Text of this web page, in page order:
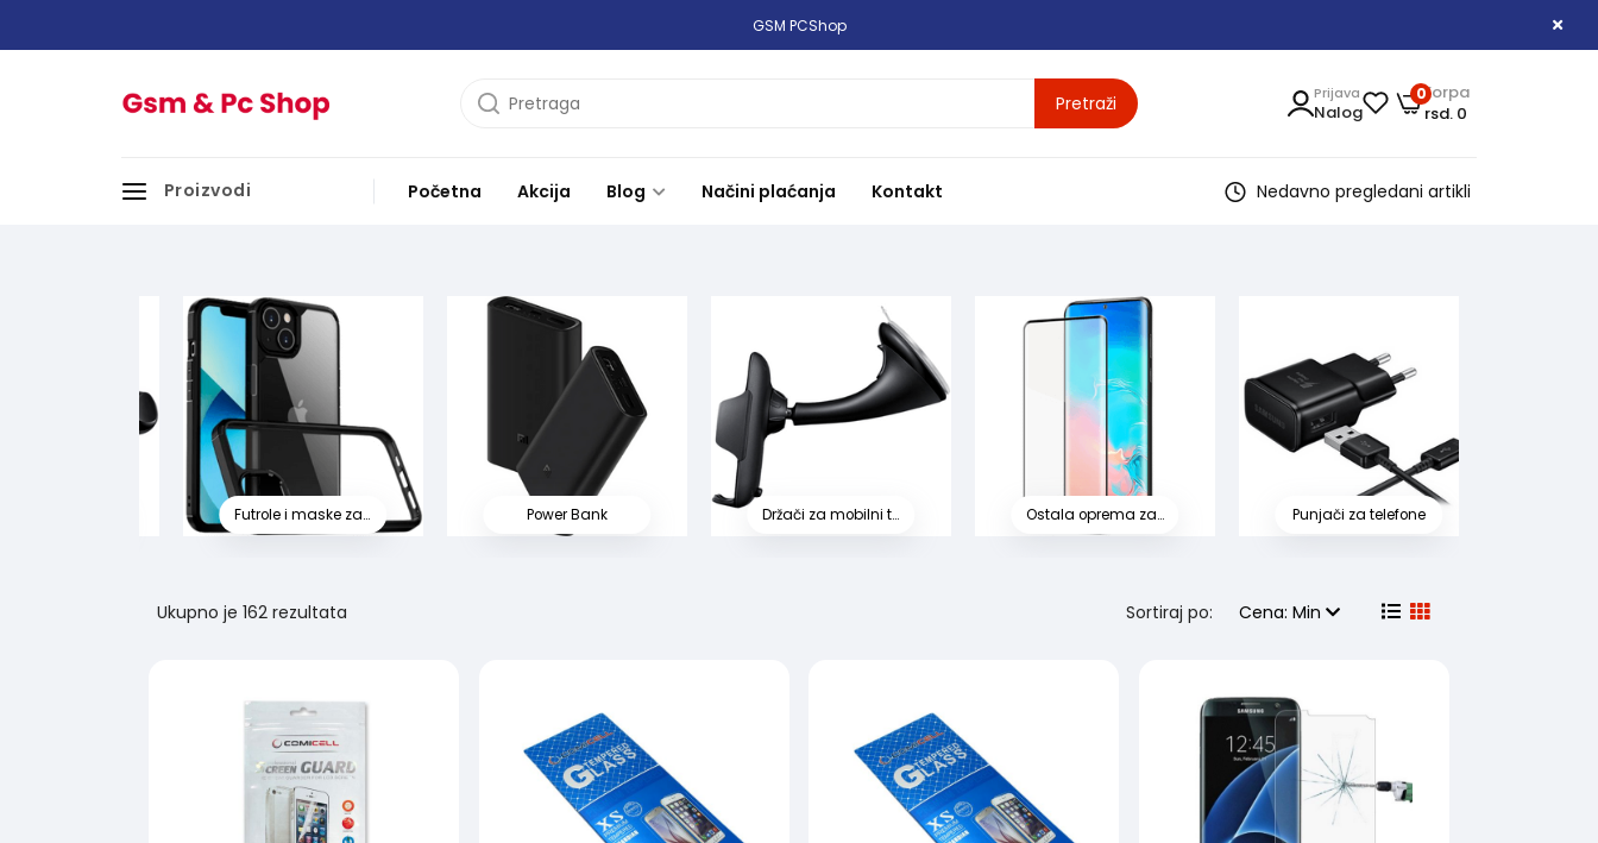
GSM PCShop
Pretraži
Korpa
rsd. 0
0
Prijava
Nalog
Proizvodi Početna Akcija Blog Načini plaćanja Kontakt Nedavno pregledani artikli
Futrole i maske za telefon Power Bank Držači za mobilni telefon Ostala oprema za telefone i pametne satove Punjači za telefone
Ukupno je 162 rezultata Sortiraj po: Cena: Min